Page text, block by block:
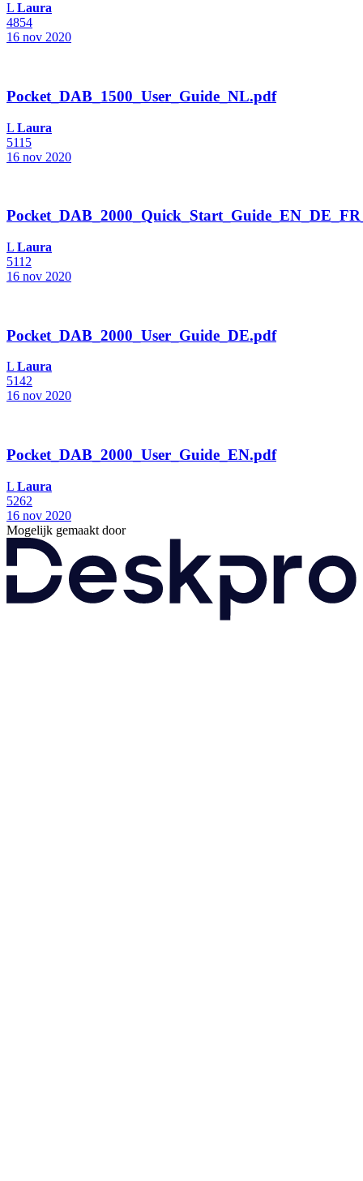
L Laura
4854
16 nov 2020
Pocket_DAB_1500_User_Guide_NL.pdf
L Laura
5115
16 nov 2020
L Laura
5112
16 nov 2020
Pocket_DAB_2000_User_Guide_DE.pdf
L Laura
5142
16 nov 2020
Pocket_DAB_2000_User_Guide_EN.pdf
L Laura
5262
16 nov 2020
Mogelijk gemaakt door